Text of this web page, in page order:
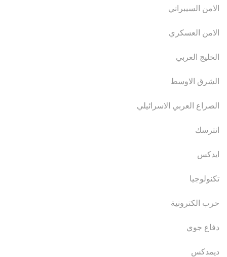
الامن السيبراني
الامن العسكري
الخليج العربي
الشرق الاوسط
الصراع العربي الاسرائيلي
انترسك
ايدكس
تكنولوجيا
حرب الكترونية
دفاع جوي
ديمدكس